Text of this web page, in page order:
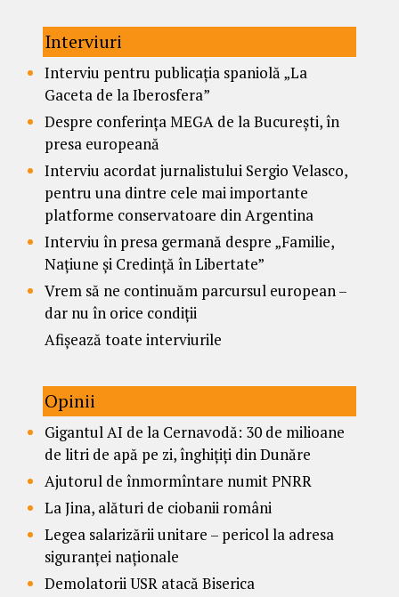
Interviuri
Interviu pentru publicația spaniolă „La
Gaceta de la Iberosfera”
Despre conferința MEGA de la București, în
presa europeană
Interviu acordat jurnalistului Sergio Velasco,
pentru una dintre cele mai importante
platforme conservatoare din Argentina
Interviu în presa germană despre „Familie,
Națiune și Credință în Libertate”
Vrem să ne continuăm parcursul european –
dar nu în orice condiții
Afișează toate interviurile
Opinii
Gigantul AI de la Cernavodă: 30 de milioane
de litri de apă pe zi, înghițiți din Dunăre
Ajutorul de înmormîntare numit PNRR
La Jina, alături de ciobanii români
Legea salarizării unitare – pericol la adresa
siguranței naționale
Demolatorii USR atacă Biserica